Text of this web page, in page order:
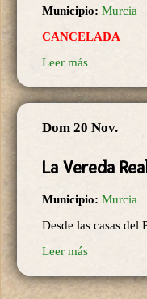
Municipio: Murcia
CANCELADA
Leer más
Dom 20 Nov.
La Vereda
Municipio: Murcia
Desde las casas del
Leer más